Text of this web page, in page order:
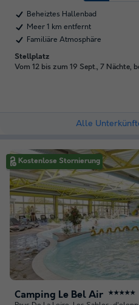
Beheiztes Hallenbad
Meer 1 km entfernt
Familiäre Atmosphäre
Stellplatz
Vom 12 bis zum 19 Sept., 7 Nächte,
Alle
Kostenlose Stornierung
Camping Le Bel Air ★★★★★